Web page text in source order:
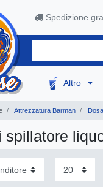
Spedizione
Altro
Attrezzatura Barman
spillatore